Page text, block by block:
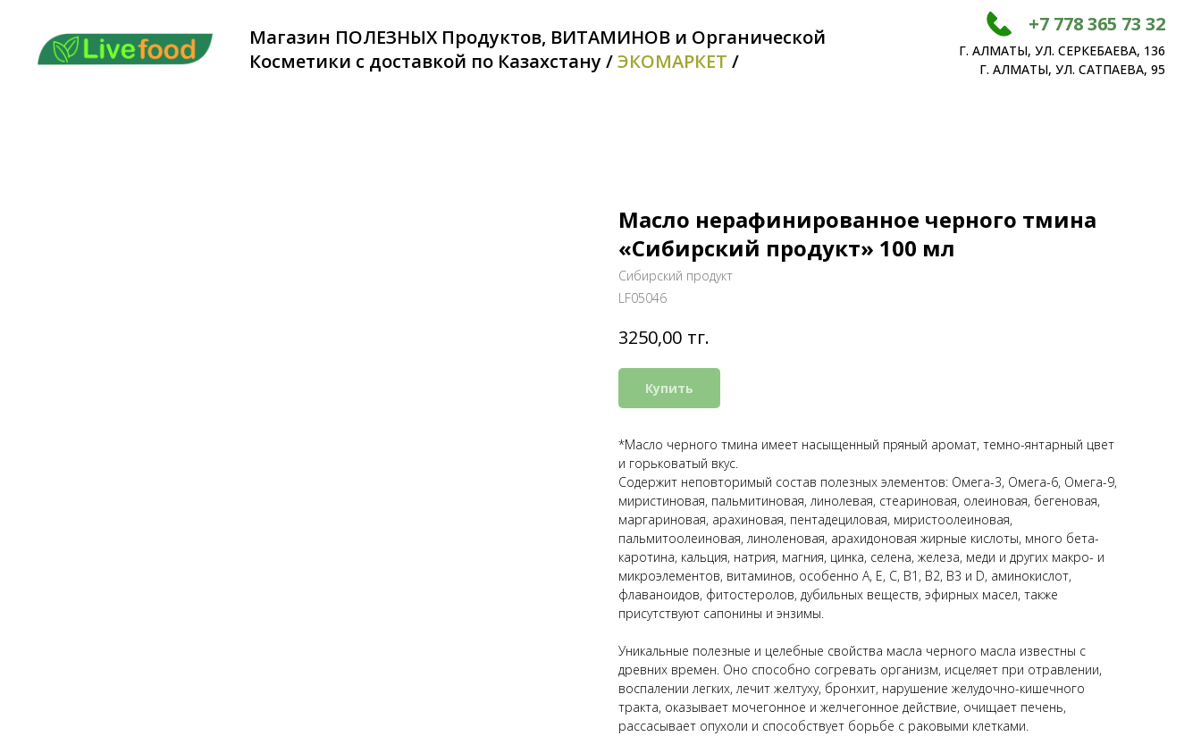
Магазин ПОЛЕЗНЫХ Продуктов, ВИТАМИНОВ и Органической
Косметики с доставкой по Казахстану /ЭКОМАРКЕТ /
+7 778 365 73 32
Г. АЛМАТЫ, УЛ. СЕРКЕБАЕВА, 136
Г. АЛМАТЫ, УЛ. САТПАЕВА, 95
Масло нерафинированное черного тмина
«Сибирский продукт» 100 мл
Сибирский продукт
LF05046
3250,00 тг.
Купить
*Масло черного тмина имеет насыщенный пряный аромат, темно-янтарный цвет
и горьковатый вкус.
Содержит неповторимый состав полезных элементов: Омега-3, Омега-6, Омега-9,
миристиновая, пальмитиновая, линолевая, стеариновая, олеиновая, бегеновая,
маргариновая, арахиновая, пентадециловая, миристоолеиновая,
пальмитоолеиновая, линоленовая, арахидоновая жирные кислоты, много бета-
каротина, кальция, натрия, магния, цинка, селена, железа, меди и других макро- и
микроэлементов, витаминов, особенно A, E, С, В1, В2, В3 и D, аминокислот,
флаваноидов, фитостеролов, дубильных веществ, эфирных масел, также
присутствуют сапонины и энзимы.
Уникальные полезные и целебные свойства масла черного масла известны с
древних времен. Оно способно согревать организм, исцеляет при отравлении,
воспалении легких, лечит желтуху, бронхит, нарушение желудочно-кишечного
тракта, оказывает мочегонное и желчегонное действие, очищает печень,
рассасывает опухоли и способствует борьбе с раковыми клетками.